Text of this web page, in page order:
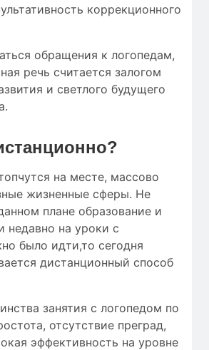
коррекционного
обращения к логопедам,
речь считается залогом
и светлого будущего
на месте, массово
жизненные сферы. Не
плане образование и
недавно на уроки с
было идти,то сегодня
дистанционный способ
занятия с логопедом по
отсутствие преград,
эффективность на уровне